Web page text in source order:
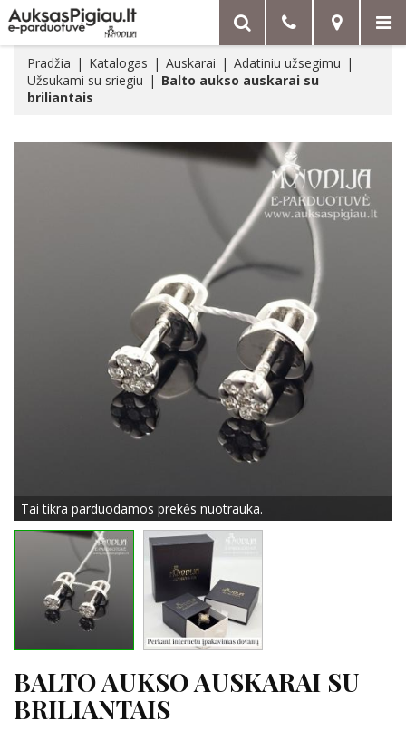
Pradžia Katalogas Auskarai
Adatiniu užsegimu
Užsukami su sriegiu
Balto aukso auskarai su
briliantais
Tai tikra parduodamos prekės nuotrauka.
BALTO AUKSO AUSKARAI SU
BRILIANTAIS